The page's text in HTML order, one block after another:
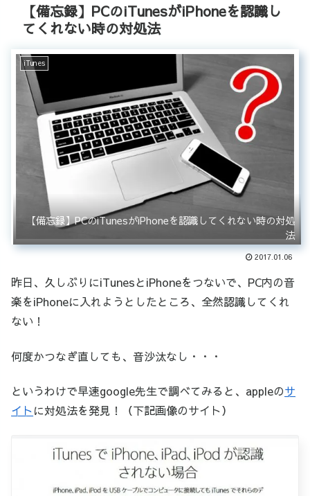
【備忘録】PCのiTunesがiPhoneを認識し
てくれない時の対処法
iTunes
【備忘録】PCのiTunesがiPhoneを認識してくれない時の対処
法
2017.01.06
昨日、久しぶりにiTunesとiPhoneをつないで、PC内の音
楽をiPhoneに入れようとしたところ、全然認識してくれ
ない！
何度かつなぎ直しても、音沙汰なし・・・
というわけで早速google先生で調べてみると、appleのサ
イトに対処法を発見！（下記画像のサイト）